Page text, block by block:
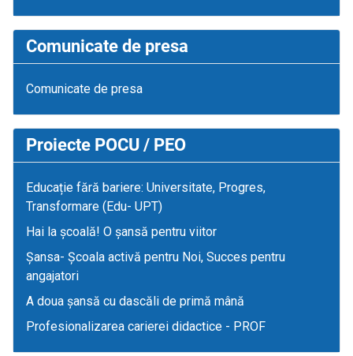
Comunicate de presa
Comunicate de presa
Proiecte POCU / PEO
Educație fără bariere: Universitate, Progres,
Transformare (Edu- UPT)
Hai la școală! O șansă pentru viitor
Șansa- Școala activă pentru Noi, Succes pentru
angajatori
A doua șansă cu dascăli de primă mână
Profesionalizarea carierei didactice - PROF